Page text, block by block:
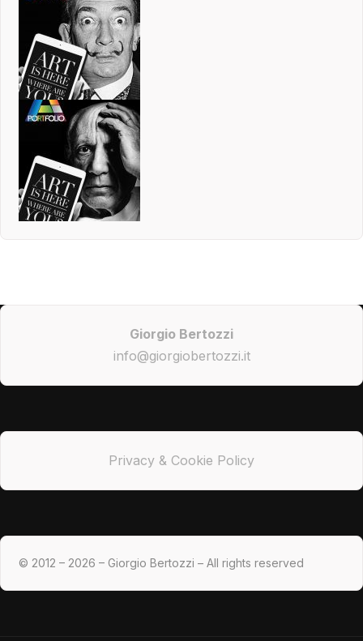
Giorgio Bertozzi
info@giorgiobertozzi.it
Privacy & Cookie Policy
© 2012 – 2026 – Giorgio Bertozzi – All rights reserved